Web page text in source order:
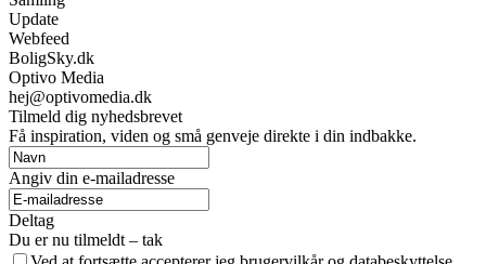
Update
Webfeed
BoligSky.dk
Optivo Media
hej@optivomedia.dk
Tilmeld dig nyhedsbrevet
Få inspiration, viden og små genveje direkte i din indbakke.
Angiv din e-mailadresse
Deltag
Du er nu tilmeldt – tak